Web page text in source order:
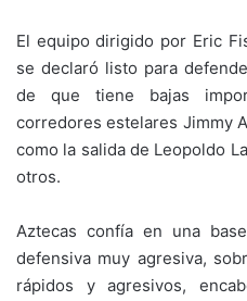
El equipo dirigido por Eric
se declaró listo para
de que tiene bajas
corredores estelares Jimmy
como la salida de Leopoldo
otros.
Aztecas confía en una
defensiva muy agresiva,
rápidos y agresivos,